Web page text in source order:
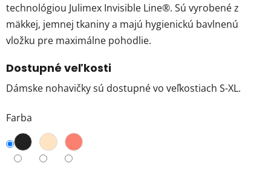
technológiou Julimex Invisible Line®. Sú vyrobené z
mäkkej, jemnej tkaniny a majú hygienickú bavlnenú
vložku pre maximálne pohodlie.
Dostupné veľkosti
Dámske nohavičky sú dostupné vo veľkostiach S-XL.
Farba